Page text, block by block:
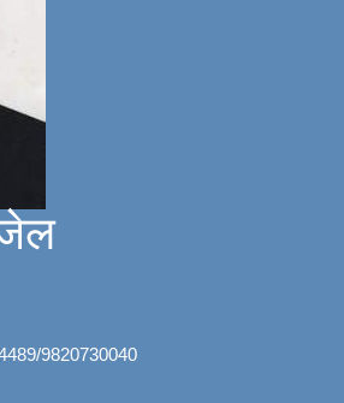
9820730040